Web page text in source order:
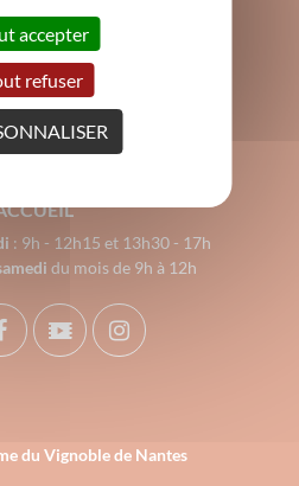
de Clisson
rue de la Trinité
Clisson
80 17 80
: 9h - 12h15 et 13h30 - 17h
du mois de 9h à 12h
du Vignoble de Nantes
accepter
refuser